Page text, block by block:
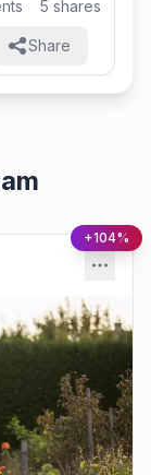
5 shares
Share
+104%